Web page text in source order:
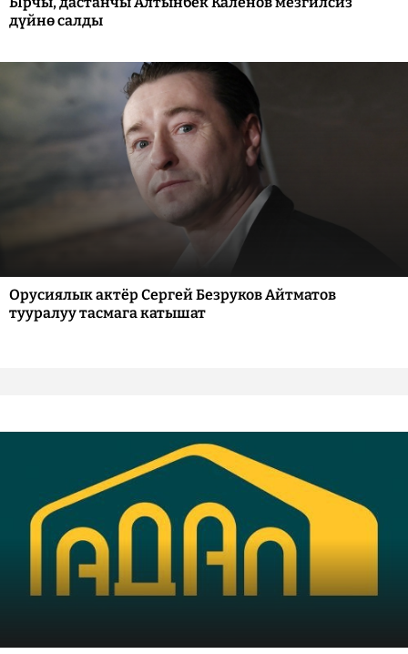
дүйнө салды
Орусиялык актёр Сергей Безруков Айтматов
тууралуу тасмага катышат